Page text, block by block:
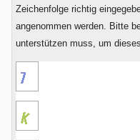
Zeichenfolge richtig
angenommen werden. Bitte
unterstützen muss, um